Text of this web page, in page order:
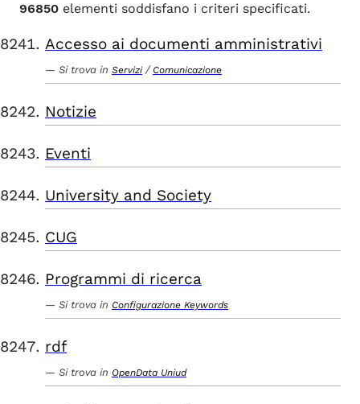
96850 elementi soddisfano i criteri specificati.
Accesso ai documenti amministrativi
Si trova in Servizi / Comunicazione
Notizie
Eventi
University and Society
CUG
Programmi di ricerca
Si trova in Configurazione Keywords
rdf
Si trova in OpenData Uniud